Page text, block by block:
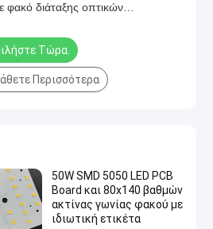
φακό διάταξης οπτικών
Τώρα.
Περισσότερα
50W SMD 5050 LED PCB
Board και 80x140 βαθμών
ακτίνας γωνίας φακού με
ιδιωτική ετικέτα